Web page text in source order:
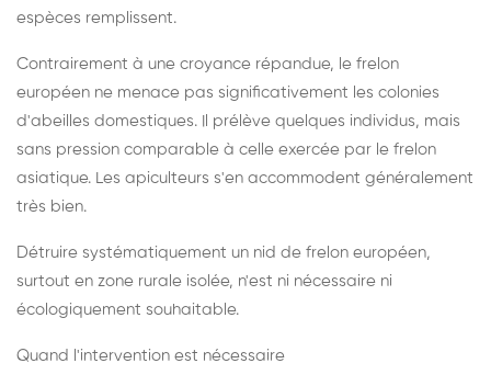
espèces remplissent.
Contrairement à une croyance répandue, le frelon
européen ne menace pas significativement les colonies
d'abeilles domestiques. Il prélève quelques individus, mais
sans pression comparable à celle exercée par le frelon
asiatique. Les apiculteurs s'en accommodent généralement
très bien.
Détruire systématiquement un nid de frelon européen,
surtout en zone rurale isolée, n'est ni nécessaire ni
écologiquement souhaitable.
Quand l'intervention est nécessaire